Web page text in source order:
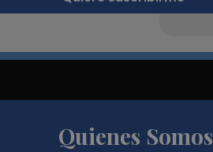
Quienes Somos